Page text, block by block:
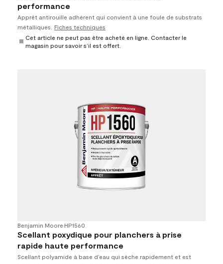
performance
Apprêt antirouille adhérent qui convient à une foule de substrats
métalliques.
Fiches techniques
Cet article ne peut pas être acheté en ligne. Contacter le
magasin pour savoir s’il est offert.
Benjamin Moore•HP1560
Scellant poxydique pour planchers à prise
rapide haute performance
Scellant polyamide à base d’eau qui sèche rapidement et est